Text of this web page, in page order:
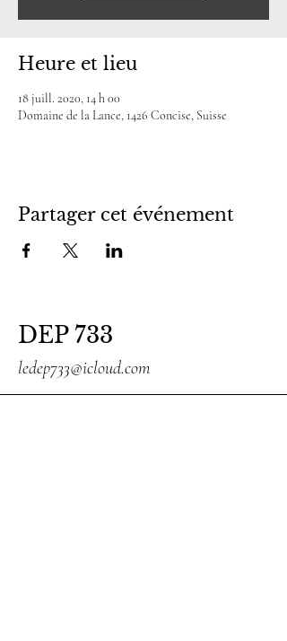
Heure et lieu
18 juill. 2020, 14 h 00
Domaine de la Lance, 1426 Concise, Suisse
Partager cet événement
DEP 733
ledep733@icloud.com